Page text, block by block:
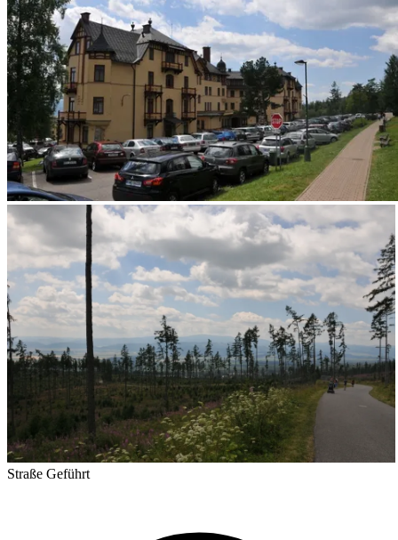
Straße Geführt